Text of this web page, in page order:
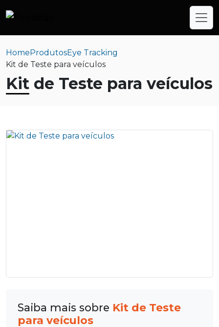
HomeProdutosEye Tracking
Kit de Teste para veículos
Kit de Teste para veículos
Saiba mais sobre Kit de Teste
para veículos